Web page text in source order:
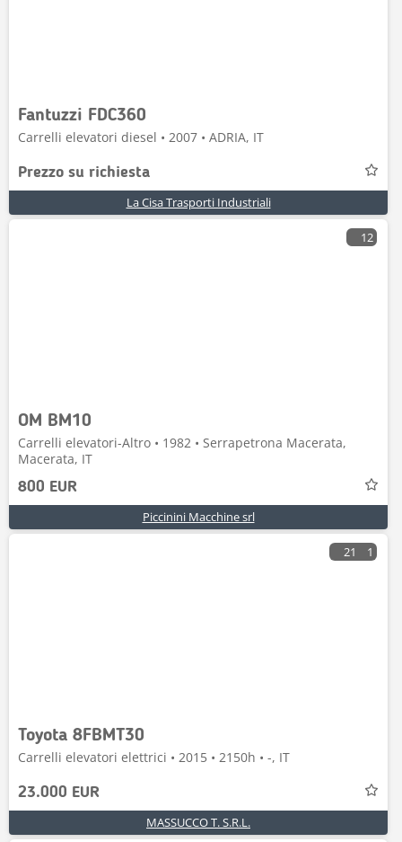
Fantuzzi FDC360
Carrelli elevatori diesel • 2007 • ADRIA, IT
Prezzo su richiesta
La Cisa Trasporti Industriali
12
OM BM10
Carrelli elevatori-Altro • 1982 • Serrapetrona Macerata,
Macerata, IT
800 EUR
Piccinini Macchine srl
21 1
Toyota 8FBMT30
Carrelli elevatori elettrici • 2015 • 2150h • -, IT
23.000 EUR
MASSUCCO T. S.R.L.